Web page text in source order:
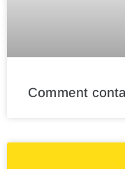
Comment